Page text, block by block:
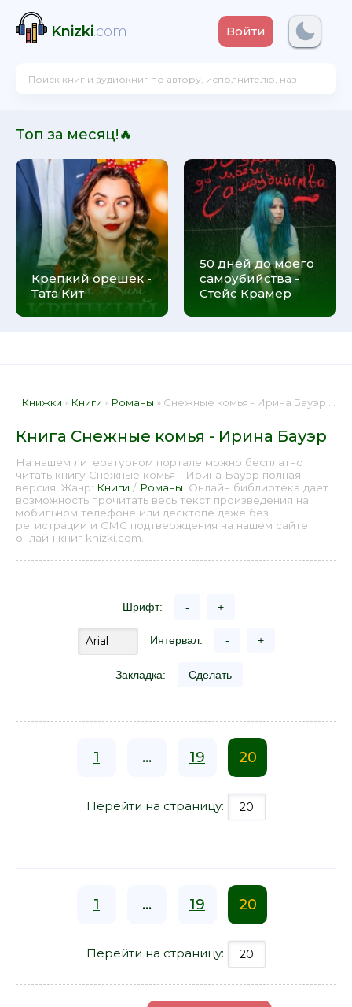
Knizki.com Войти
Топ за месяц!🔥
Крепкий орешек -
Тата Кит
50 дней до моего
самоубийства -
Стейс Крамер
Книжки » Книги » Романы » Снежные комья - Ирина Бауэр 📕 - Книга онлайн бесплатно
Книга Снежные комья - Ирина Бауэр
На нашем литературном портале можно бесплатно
читать книгу Снежные комья - Ирина Бауэр полная
версия. Жанр: Книги / Романы . Онлайн библиотека дает
возможность прочитать весь текст произведения на
мобильном телефоне или десктопе даже без
регистрации и СМС подтверждения на нашем сайте
онлайн книг knizki.com.
Шрифт: - +
Интервал: - +
Закладка: Сделать
1 ... 19 20
Перейти на страницу:
1 ... 19 20
Перейти на страницу: